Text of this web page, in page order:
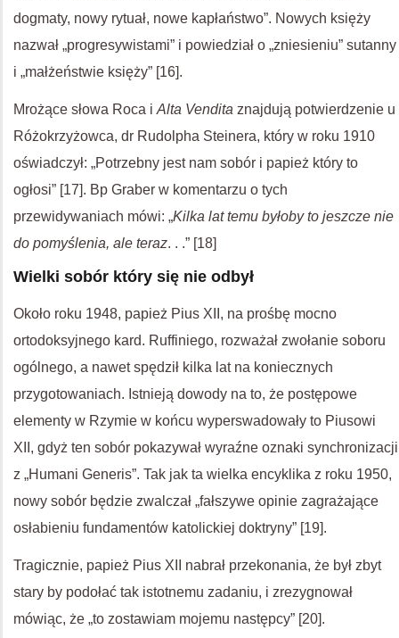
dogmaty, nowy rytuał, nowe kapłaństwo”. Nowych księży
nazwał „progresywistami” i powiedział o „zniesieniu” sutanny
i „małżeństwie księży” [16].
Mrożące słowa Roca i Alta Vendita znajdują potwierdzenie u
Różokrzyżowca, dr Rudolpha Steinera, który w roku 1910
oświadczył: „Potrzebny jest nam sobór i papież który to
ogłosi” [17]. Bp Graber w komentarzu o tych
przewidywaniach mówi: „Kilka lat temu byłoby to jeszcze nie
do pomyślenia, ale teraz. . .” [18]
Wielki sobór który się nie odbył
Około roku 1948, papież Pius XII, na prośbę mocno
ortodoksyjnego kard. Ruffiniego, rozważał zwołanie soboru
ogólnego, a nawet spędził kilka lat na koniecznych
przygotowaniach. Istnieją dowody na to, że postępowe
elementy w Rzymie w końcu wyperswadowały to Piusowi
XII, gdyż ten sobór pokazywał wyraźne oznaki synchronizacji
z „Humani Generis”. Tak jak ta wielka encyklika z roku 1950,
nowy sobór będzie zwalczał „fałszywe opinie zagrażające
osłabieniu fundamentów katolickiej doktryny” [19].
Tragicznie, papież Pius XII nabrał przekonania, że był zbyt
stary by podołać tak istotnemu zadaniu, i zrezygnował
mówiąc, że „to zostawiam mojemu następcy” [20].